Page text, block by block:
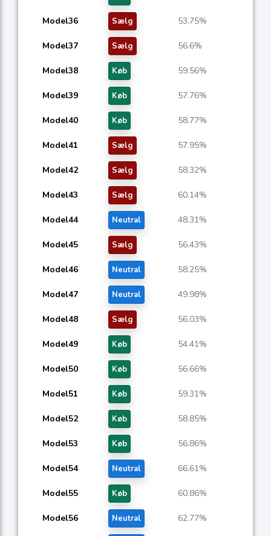
Model36 Sælg 53.75%
Model37 Sælg 56.6%
Model38 Køb 59.56%
Model39 Køb 57.76%
Model40 Køb 58.77%
Model41 Sælg 57.95%
Model42 Sælg 58.32%
Model43 Sælg 60.14%
Model44 Neutral 48.31%
Model45 Sælg 56.43%
Model46 Neutral 58.25%
Model47 Neutral 49.98%
Model48 Sælg 56.03%
Model49 Køb 54.41%
Model50 Køb 56.66%
Model51 Køb 59.31%
Model52 Køb 58.85%
Model53 Køb 56.86%
Model54 Neutral 66.61%
Model55 Køb 60.86%
Model56 Neutral 62.77%